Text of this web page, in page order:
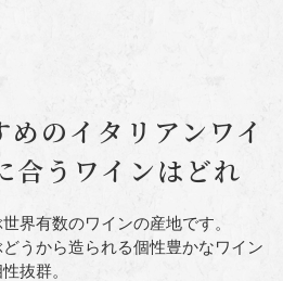
のイタリアンワイ
合うワインはどれ
界有数のワインの産地です。
うから造られる個性豊かなワイン
抜群。